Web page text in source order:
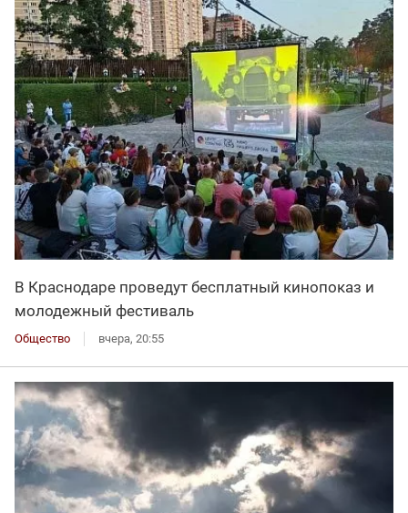
В Краснодаре проведут бесплатный кинопоказ и
молодежный фестиваль
Общество вчера, 20:55